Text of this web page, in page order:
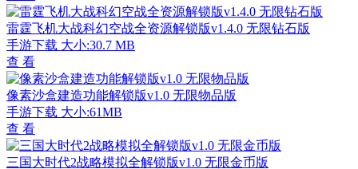
04/01
微博IP属地如何手动修改
04/01
03/30
有道云笔记导出Word文档操作指南
03/22
03/20
XMind思维导图导出图片全流程解析